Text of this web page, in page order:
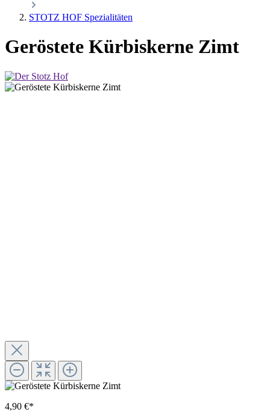
STOTZ HOF Spezialitäten
Geröstete Kürbiskerne Zimt
4,90 €*